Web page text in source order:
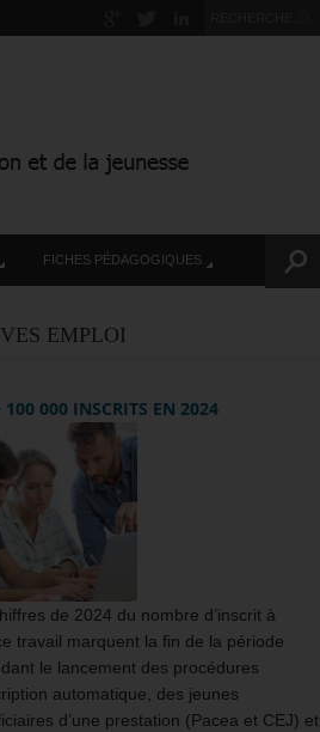
FICHES PÉDAGOGIQUES
EMPLOI
100 000 INSCRITS EN 2024
de 2024 du nombre d’inscrit à
travail marquent la fin de la période
le lancement des procédures
automatique, des jeunes
d’une prestation (Pacea et CEJ) et